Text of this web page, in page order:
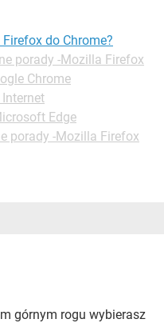
do Chrome?
porady -Mozilla Firefox
Chrome
Edge
porady -Mozilla Firefox
górnym rogu wybierasz